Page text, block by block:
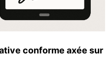
conforme axée sur